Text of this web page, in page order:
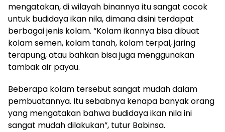
mengatakan, di wilayah binannya itu sangat cocok
untuk budidaya ikan nila, dimana disini terdapat
berbagai jenis kolam. “Kolam ikannya bisa dibuat
kolam semen, kolam tanah, kolam terpal, jaring
terapung, atau bahkan bisa juga menggunakan
tambak air payau.
Beberapa kolam tersebut sangat mudah dalam
pembuatannya. Itu sebabnya kenapa banyak orang
yang mengatakan bahwa budidaya ikan nila ini
sangat mudah dilakukan”, tutur Babinsa.